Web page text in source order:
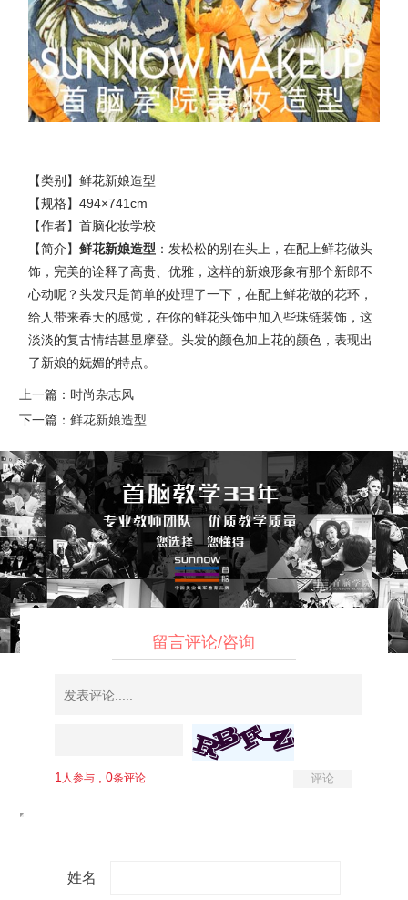
【类别】鲜花新娘造型
【规格】494×741cm
【作者】首脑化妆学校
【简介】鲜花新娘造型 ：发松松的别在头上，在配上鲜花做头
饰，完美的诠释了高贵、优雅，这样的新娘形象有那个新郎不
心动呢？头发只是简单的处理了一下，在配上鲜花做的花环，
给人带来春天的感觉，在你的鲜花头饰中加入些珠链装饰，这
淡淡的复古情结甚显摩登。头发的颜色加上花的颜色，表现出
了新娘的妩媚的特点。
上一篇： 时尚杂志风
下一篇： 鲜花新娘造型
留言评论/咨询
姓名